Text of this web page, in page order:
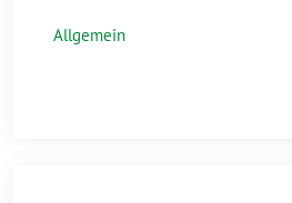
Allgemein